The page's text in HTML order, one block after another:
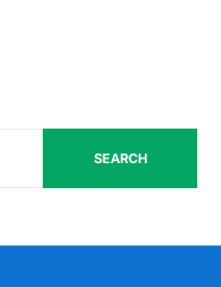
SEARCH